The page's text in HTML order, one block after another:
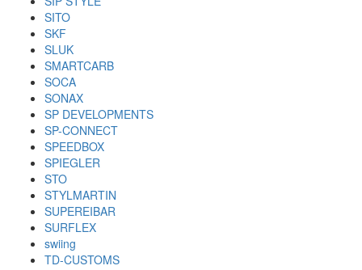
SITO
SKF
SLUK
SMARTCARB
SOCA
SONAX
SP DEVELOPMENTS
SP-CONNECT
SPEEDBOX
SPIEGLER
STO
STYLMARTIN
SUPEREIBAR
SURFLEX
swiing
TD-CUSTOMS